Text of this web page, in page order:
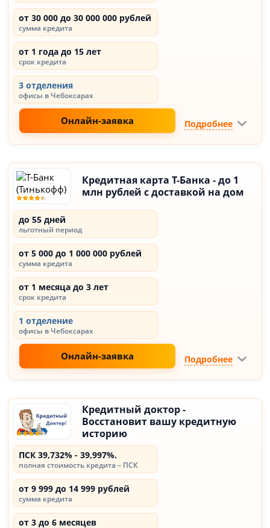
от 30 000 до 30 000 000 рублей
сумма кредита
от 1 года до 15 лет
срок кредита
3 отделения
офисы в Чебоксарах
Онлайн-заявка Подробнее
Кредитная карта Т-Банка - до 1
млн рублей с доставкой на дом
до 55 дней
льготный период
от 5 000 до 1 000 000 рублей
сумма кредита
от 1 месяца до 3 лет
срок кредита
1 отделение
офисы в Чебоксарах
Онлайн-заявка Подробнее
Кредитный доктор -
Восстановит вашу кредитную
историю
ПСК 39,732% - 39,997%.
полная стоимость кредита – ПСК
от 9 999 до 14 999 рублей
сумма кредита
от 3 до 6 месяцев